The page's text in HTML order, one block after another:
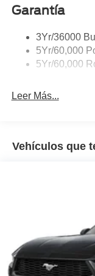
Garantía
3Yr/36000
5Yr/60,000
5Yr/60,000
Leer Más...
Vehículos que